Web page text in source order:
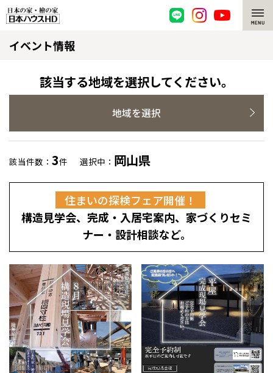
脱炭素・檜の家
環境にやさしい、脱炭素社会の住宅
耐震構造
高耐久住宅
高断熱・高気密の家
エネルギー自給自足
感謝訪問・長期保証
直営工事
1メーターモジュール
選ばれる理由
檜の魅力 トップ
檜と日本人
1000年を超えて生きる檜
知られざる檜の効果・作用
檜の住まいデザイン
理想の木材「檜」
注文住宅
グレートステージ
施工事例
平屋の家
外観・インテリア集
WEB住宅展示場
リフォーム トップ
リフォームメニュー
選ばれる理由
リフォームの流れ
介護保険利用で快適リフォーム
資産活用 トップ
賃貸併用住宅のメリット
安心のサポートシステム
商品紹介
買取サービス
分譲住宅・土地
分譲マンション
分譲マンション トップ
トランクルーム
イベント情報
該当する地域を選択してください。
地域を選択
該当件数： 3件 選択中： 岡山県
住まいの探検フェア開催！
構造見学会、完成・入居宅案内、家づくりセミ
ナー・設計相談など。
全国の展示場
北海道
札幌
東北
お近くのイベント
北海道
札幌
札幌
小樽
東北